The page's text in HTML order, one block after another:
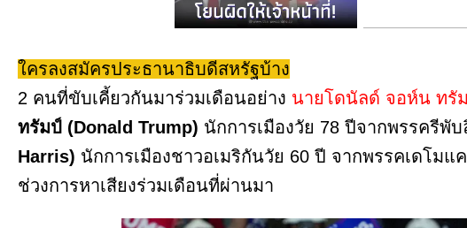
ใครลงสมัครประธานาธิบดีสหรัฐบ้าง
2 คนที่ขับเคี้ยวกันมาร่วมเดือนอย่าง นายโดนัลด์ จอห์น ทรัม
ทรัมป์ (Donald Trump) นักการเมืองวัย 78 ปีจากพรรครีพั
Harris) นักการเมืองชาวอเมริกันวัย 60 ปี จากพรรคเดโม
ช่วงการหาเสียงร่วมเดือนที่ผ่านมา